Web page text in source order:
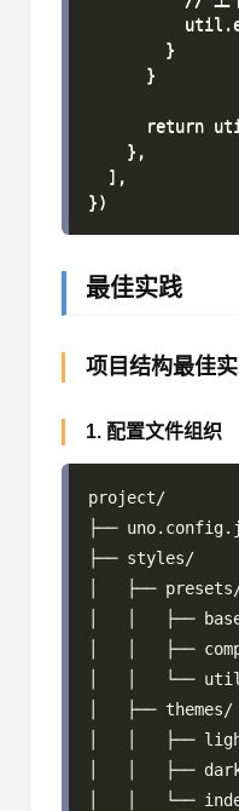
        }
      }
return
    },
  ],
最佳实践
项目结构最佳
1. 配置文件组织
project/
├──
├── styles/
│   ├──
│   │   ├──
│   │   ├──
│   │   └──
│   ├── themes/
│   │   ├──
│   │   ├──
│   │   └──